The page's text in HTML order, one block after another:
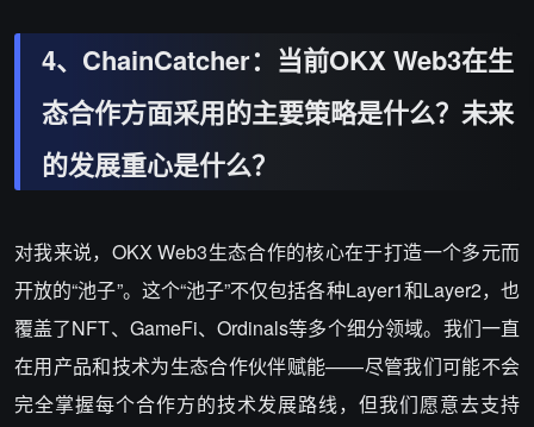
4、ChainCatcher：当前OKX Web3在生
态合作方面采用的主要策略是什么？未来
的发展重心是什么？
对我来说，OKX Web3生态合作的核心在于打造一个多元而
开放的“池子”。这个“池子”不仅包括各种Layer1和Layer2，也
覆盖了NFT、GameFi、Ordinals等多个细分领域。我们一直
在用产品和技术为生态合作伙伴赋能——尽管我们可能不会
完全掌握每个合作方的技术发展路线，但我们愿意去支持